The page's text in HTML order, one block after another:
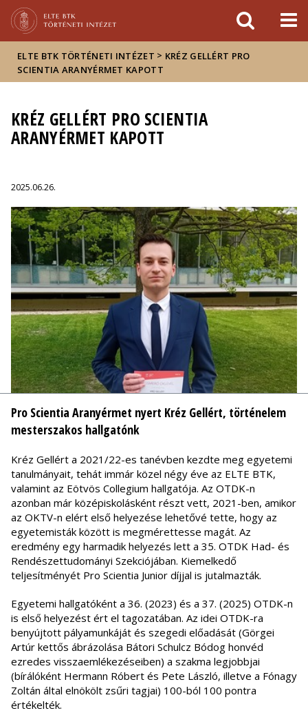
sajtóban
ELTE BTK TÖRTÉNETI INTÉZET > KRÉZ GELLÉRT PRO
SCIENTIA ARANYÉRMET KAPOTT
KRÉZ GELLÉRT PRO SCIENTIA
ARANYÉRMET KAPOTT
2025.06.26.
Pro Scientia Aranyérmet nyert Kréz Gellért, történelem
mesterszakos hallgatónk
Kréz Gellért a 2021/22-es tanévben kezdte meg egyetemi
tanulmányait, tehát immár közel négy éve az ELTE BTK,
valamint az Eötvös Collegium hallgatója. Az OTDK-n
azonban már középiskolásként részt vett, 2021-ben, amikor
az OKTV-n elért első helyezése lehetővé tette, hogy az
egyetemisták között is megmérettesse magát. Az
eredmény egy harmadik helyezés lett a 35. OTDK Had- és
Rendészettudományi Szekciójában. Kiemelkedő
teljesítményét Pro Scientia Junior díjjal is jutalmazták.
Egyetemi hallgatóként a 36. (2023) és a 37. (2025) OTDK-n
is első helyezést ért el tagozatában. Az idei OTDK-ra
benyújtott pályamunkáját és szegedi előadását (Görgei
Artúr kettős ábrázolása Bátori Schulcz Bódog honvéd
ezredes visszaemlékezéseiben) a szakma legjobbjai
(bírálóként Hermann Róbert és Pete László, illetve a Fónagy
Zoltán által elnökölt zsűri tagjai) 100-ból 100 pontra
értékelték.